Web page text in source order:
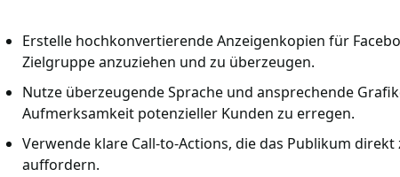
Erstelle hochkonvertierende Anzeigenkopien für
Zielgruppe anzuziehen und zu überzeugen.
Nutze überzeugende Sprache und ansprechende
Aufmerksamkeit potenzieller Kunden zu erregen.
Verwende klare Call-to-Actions, die das Publikum direkt
auffordern.